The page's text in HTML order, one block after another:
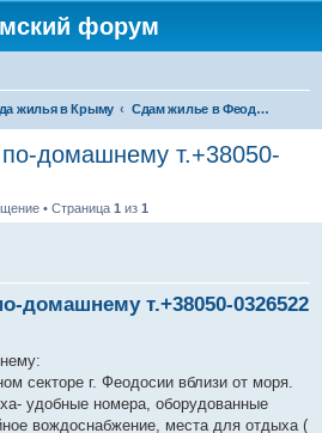
форум
жилья в Крыму Сдам жилье в Феодосии - аренда жилья от хозяев
домашнему т.+38050-
• Страница 1 из 1
домашнему т.+38050-0326522
секторе г. Феодосии вблизи от моря.
удобные номера, оборудованные
вождоснабжение, места для отдыха (